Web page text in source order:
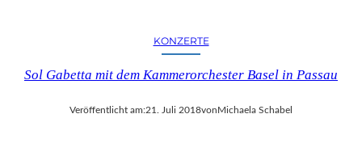
KONZERTE
Sol Gabetta mit dem Kammerorchester Basel in Passau
Veröffentlicht am:21. Juli 2018vonMichaela Schabel